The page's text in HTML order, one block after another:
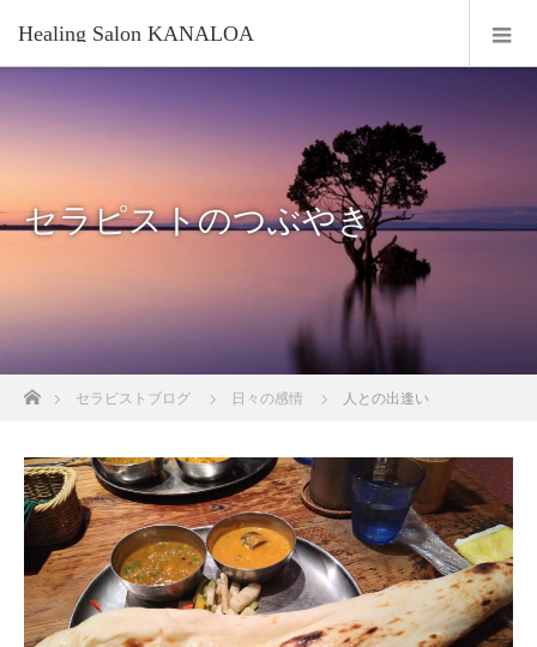
Healing Salon KANALOA
セラピストのつぶやき
ホームセラピストブログ 日々の感情 人との出逢い